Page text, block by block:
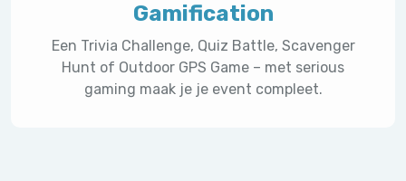
Gamification
Een Trivia Challenge, Quiz Battle, Scavenger
Hunt of Outdoor GPS Game – met serious
gaming maak je je event compleet.